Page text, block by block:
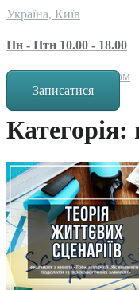
Україна, Київ
Пн - Птн 10.00 - 18.00
за попереднім записом
Записатися
Категорія: